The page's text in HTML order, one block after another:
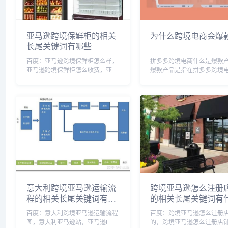
亚马逊跨境保鲜柜的相关
长尾关键词有哪些
百度：亚马逊跨境保鲜柜怎么样，
亚马逊跨境保鲜柜怎么收费，亚马
柜，亚马逊货件包装箱要求，亚马
逊跨境包装尺寸要求，亚马逊外箱
要求，亚马逊物流包装箱...
为什么跨境电商会爆
拼多多跨境电商什么是爆款
爆款产品是指在拼多多跨境
特点，比如独家设计、高品
用性强、价格实惠等，能够
量消费者的关注和购买...
意大利跨境亚马逊运输流
程的相关长尾关键词有哪
些
百度：意大利跨境亚马逊运输流程
图，意大利亚马逊站，亚马逊FBA
跨境亚马逊怎么注册
的相关长尾关键词有
百度：跨境亚马逊怎么注册
的，跨境亚马逊怎么注册店